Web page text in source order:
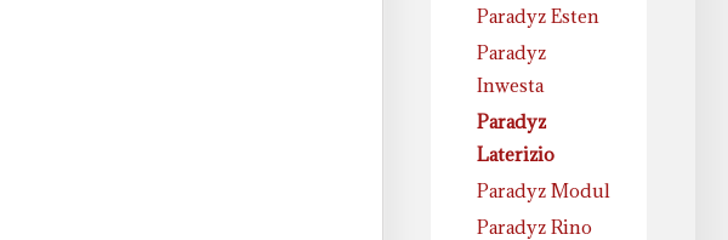
Paradyz Esten
Paradyz
Inwesta
Paradyz
Laterizio
Paradyz Modul
Paradyz Rino